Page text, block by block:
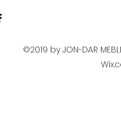
©2019 by JON-DAR